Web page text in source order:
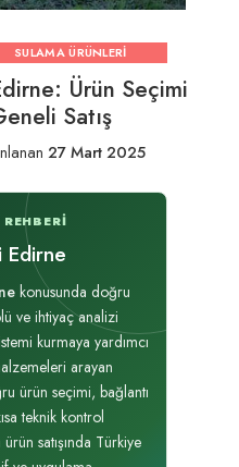
SULAMA ÜRÜNLERI
Ürün Seçimi
Satış
27 Mart 2025
Edirne
konusunda doğru
ve ihtiyaç analizi
kurmaya yardımcı
arayan
ürün seçimi, bağlantı
teknik kontrol
satışında Türkiye